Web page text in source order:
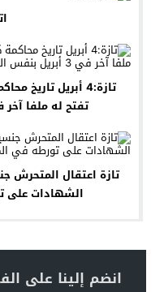
تازة:4 أبريل
تفتح له ملفا آخر في 3 أبريل بنفس المدينة
تازة اعتقال المتحرش
الشهادات على
انضم إلينا على